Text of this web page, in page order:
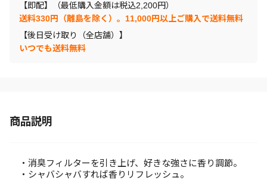
【即配】（最低購入金額は税込2,200円）
送料330円（離島を除く）。11,000円以上ご購入で送料無料
【後日受け取り（全店舗）】
いつでも送料無料
商品説明
・消臭フィルターを引き上げ、好きな強さに香り調節。
・シャバシャバすれば香りリフレッシュ。